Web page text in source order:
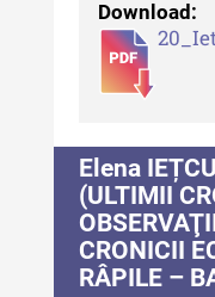
Alte
autor
Indexul
Informații
Despre
Contact
Download:
Elena
(ULTIMII
CRONICII
RÂPILE –